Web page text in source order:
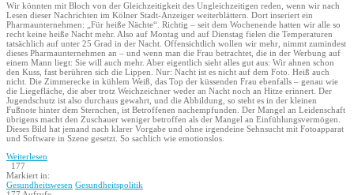
Wir könnten mit Bloch von der Gleichzeitigkeit des Ungleichzeitigen reden, wenn wir nach
Lesen dieser Nachrichten im Kölner Stadt-Anzeiger weiterblättern. Dort inseriert ein
Pharmaunternehmen: „Für heiße Nächte“. Richtig – seit dem Wochenende hatten wir alle so
recht keine heiße Nacht mehr. Also auf Montag und auf Dienstag fielen die Temperaturen
tatsächlich auf unter 25 Grad in der Nacht. Offensichtlich wollen wir mehr, nimmt zumindest
dieses Pharmaunternehmen an – und wenn man die Frau betrachtet, die in der Werbung auf
einem Mann liegt: Sie will auch mehr. Aber eigentlich sieht alles gut aus: Wir ahnen schon
den Kuss, fast berühren sich die Lippen. Nur: Nacht ist es nicht auf dem Foto. Heiß auch
nicht. Die Zimmerecke in kühlem Weiß, das Top der küssenden Frau ebenfalls – genau wie
die Liegefläche, die aber trotz Weichzeichner weder an Nacht noch an Hitze erinnert. Der
Jugendschutz ist also durchaus gewahrt, und die Abbildung, so steht es in der kleinen
Fußnote hinter dem Sternchen, ist Betroffenen nachempfunden. Der Mangel an Leidenschaft
übrigens macht den Zuschauer weniger betroffen als der Mangel an Einfühlungsvermögen.
Dieses Bild hat jemand nach klarer Vorgabe und ohne irgendeine Sehnsucht mit Fotoapparat
und Software in Szene gesetzt. So sachlich wie emotionslos.
Weiterlesen
177
Markiert in:
Gesundheitswesen Gesundheitspolitik